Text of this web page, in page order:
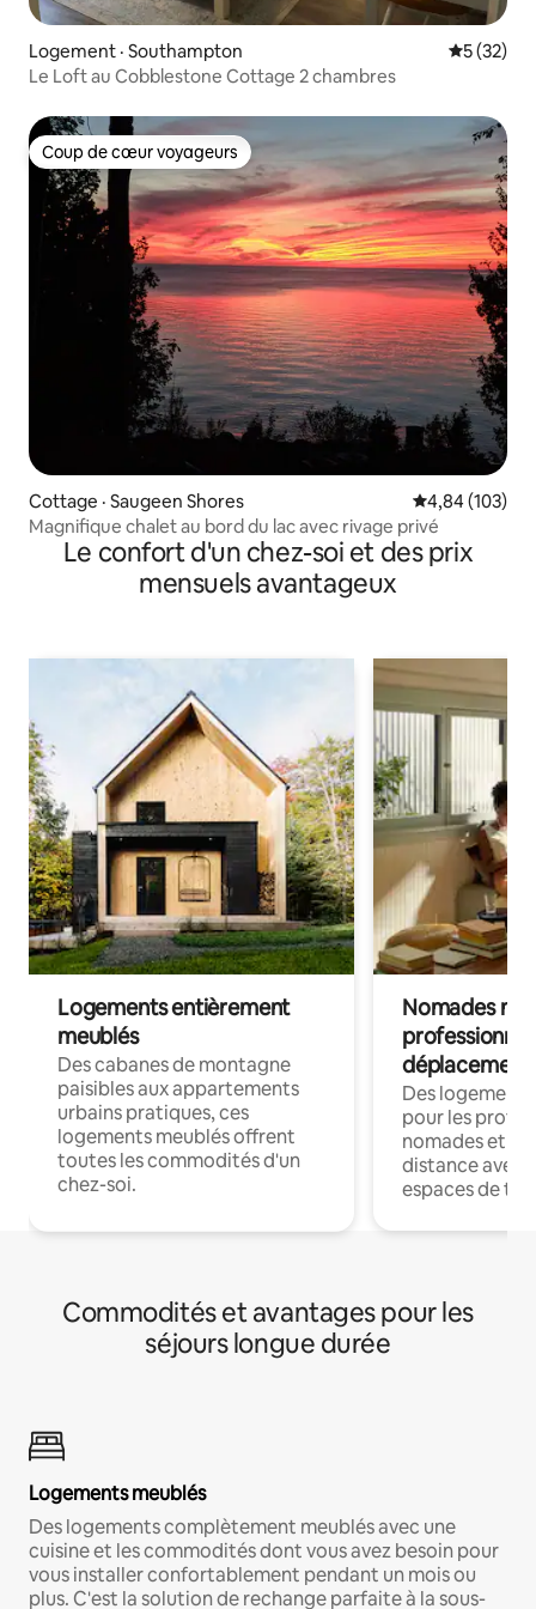
Logement · Southampton Note
5 (32)
Le Loft au Cobblestone Cottage 2 chambres
Coup de cœur voyageurs
Coup de cœur voyageurs
Cottage · Saugeen Shores Note
4,84 (103)
Magnifique chalet au bord du lac avec rivage privé
Le confort d'un chez-soi et des prix
mensuels avantageux
Logements entièrement
meublés
Des cabanes de montagne
paisibles aux appartements
urbains pratiques, ces
logements meublés offrent
toutes les commodités d'un
chez-soi.
Nomades
déplacement
Des
pour les
nomades et
distance avec
espaces de
Commodités et avantages pour les
séjours longue durée
Logements meublés
Des logements complètement meublés avec une
cuisine et les commodités dont vous avez besoin pour
vous installer confortablement pendant un mois ou
plus. C'est la solution de rechange parfaite à la sous-